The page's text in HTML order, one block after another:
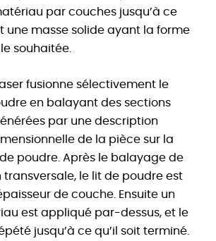
par couches jusqu’à ce
une masse solide ayant la forme
souhaitée.
fusionne sélectivement le
en balayant des sections
par une description
de la pièce sur la
poudre. Après le balayage de
le lit de poudre est
de couche. Ensuite un
est appliqué par-dessus, et le
jusqu’à ce qu’il soit terminé.